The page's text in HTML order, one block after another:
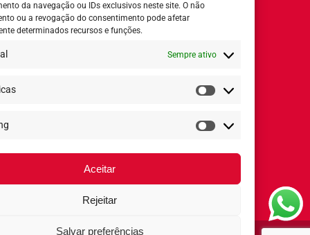
da navegação ou IDs exclusivos neste site. O não
ou a revogação do consentimento pode afetar
determinados recursos e funções.
Sempre ativo
Estatísticas
Marketing
Aceitar
Rejeitar
Salvar preferências
Horário de Atendimento:
8h ás 18h